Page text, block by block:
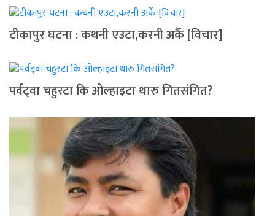
टीकापुर घटना : कथनी एउटा,करनी अर्कै [विचार]
पर्वट्‍वा चहुरटा कि ओल्हाइटा थारु गितसंगित?